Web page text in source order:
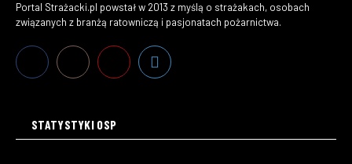
Portal Strażacki.pl powstał w 2013 z myślą o strażakach, osobach
związanych z branżą ratowniczą i pasjonatach pożarnictwa.
STATYSTYKI OSP